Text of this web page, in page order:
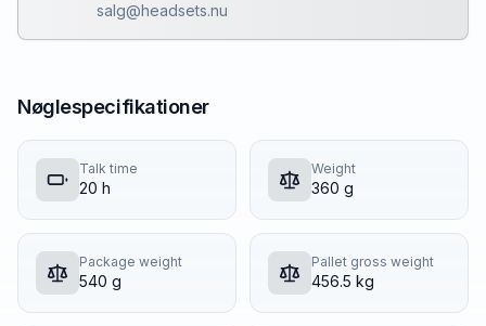
salg@headsets.nu
Nøglespecifikationer
Talk time
20 h
Weight
360 g
Package weight
540 g
Pallet gross weight
456.5 kg